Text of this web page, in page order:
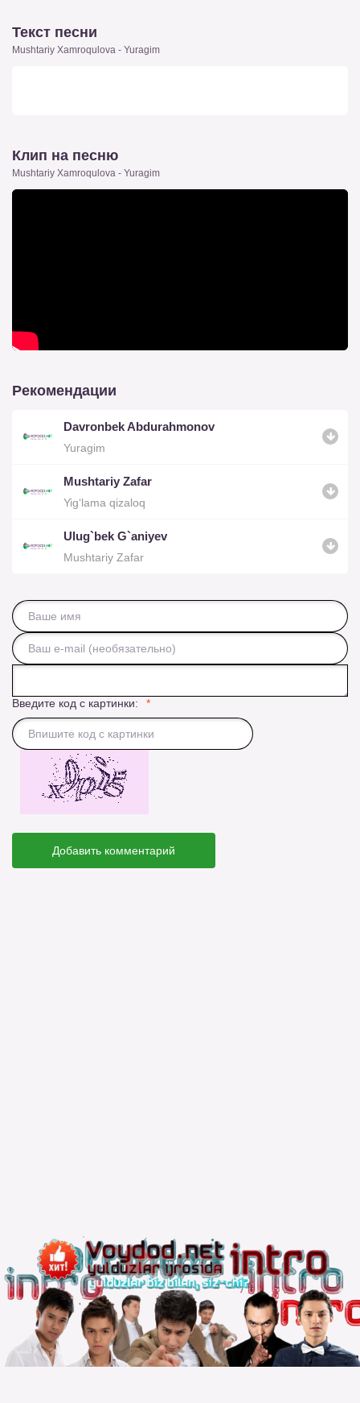
Текст песни
Mushtariy Xamroqulova - Yuragim
Клип на песню
Mushtariy Xamroqulova - Yuragim
Рекомендации
Davronbek Abdurahmonov
Yuragim
Mushtariy Zafar
Yig‘lama qizaloq
Ulug`bek G`aniyev
Mushtariy Zafar
Введите код с картинки:
Добавить комментарий